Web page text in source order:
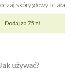
skóry głowy i ciała
Dodaj za 75 zł
Jak używać?